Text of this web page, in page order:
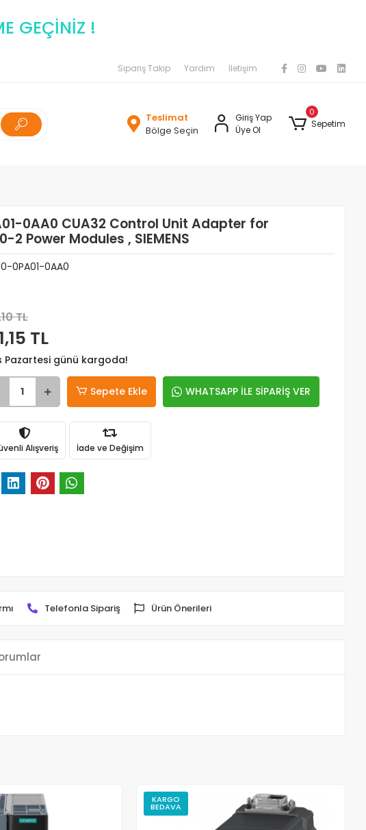
GEÇİNİZ !
Sipariş Takip Yardım İletişim
Teslimat
Bölge Seçin
Giriş Yap
Üye Ol
0
Sepetim
0AA0 CUA32 Control Unit Adapter for
2 Power Modules , SIEMENS
0PA01-0AA0
TL
TL
Pazartesi günü kargoda!
Sepete Ekle WHATSAPP İLE SİPARİŞ VER
Alışveriş İade ve Değişim
Telefonla Sipariş Ürün Önerileri
KARGO
BEDAVA